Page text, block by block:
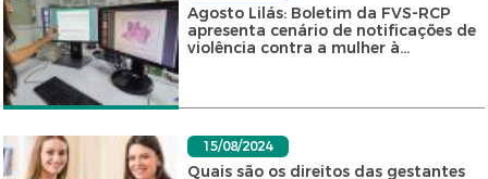
Agosto Lilás: Boletim da FVS-RCP
apresenta cenário de notificações de
violência contra a mulher à...
15/08/2024
Quais são os direitos das gestantes